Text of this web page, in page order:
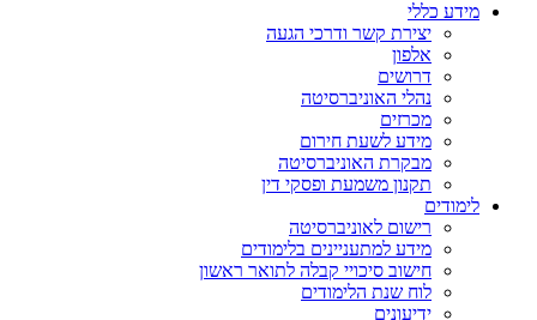
מידע כללי
יצירת קשר ודרכי הגעה
אלפון
דרושים
נהלי האוניברסיטה
מכרזים
מידע לשעת חירום
מבקרת האוניברסיטה
תקנון משמעת ופסקי דין
לימודים
רישום לאוניברסיטה
מידע למתעניינים בלימודים
חישוב סיכויי קבלה לתואר ראשון
לוח שנת הלימודים
ידיעונים